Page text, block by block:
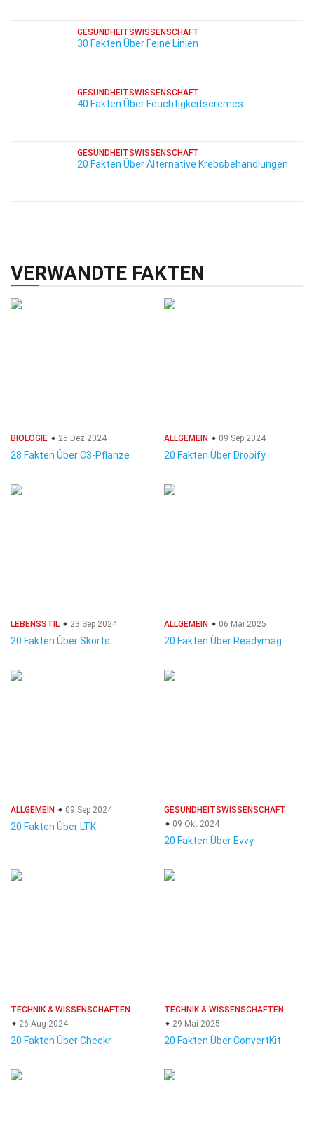
GESUNDHEITSWISSENSCHAFT
30 Fakten Über Feine Linien
GESUNDHEITSWISSENSCHAFT
40 Fakten Über Feuchtigkeitscremes
GESUNDHEITSWISSENSCHAFT
20 Fakten Über Alternative Krebsbehandlungen
VERWANDTE FAKTEN
BIOLOGIE 25 Dez 2024
28 Fakten Über C3-Pflanze
ALLGEMEIN 09 Sep 2024
20 Fakten Über Dropify
LEBENSSTIL 23 Sep 2024
20 Fakten Über Skorts
ALLGEMEIN 06 Mai 2025
20 Fakten Über Readymag
ALLGEMEIN 09 Sep 2024
20 Fakten Über LTK
GESUNDHEITSWISSENSCHAFT
09 Okt 2024
20 Fakten Über Evvy
TECHNIK & WISSENSCHAFTEN
26 Aug 2024
20 Fakten Über Checkr
TECHNIK & WISSENSCHAFTEN
29 Mai 2025
20 Fakten Über ConvertKit